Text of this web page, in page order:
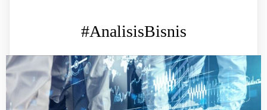
#AnalisisBisnis